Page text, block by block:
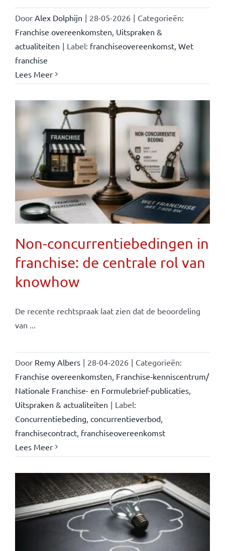
Door Alex Dolphijn | 28-05-2026 | Categorieën:
Franchise overeenkomsten Uitspraken &
actualiteiten | Label: franchiseovereenkomst, Wet
franchise
Lees Meer
Non-concurrentiebedingen in
franchise: de centrale rol van
knowhow
De recente rechtspraak laat zien dat de beoordeling
van ...
Door Remy Albers | 28-04-2026 | Categorieën:
Franchise overeenkomsten Franchise-kenniscentrum/
Nationale Franchise- en Formulebrief-publicaties,
Uitspraken & actualiteiten | Label:
Concurrentiebeding concurrentieverbod,
franchisecontract, franchiseovereenkomst
Lees Meer